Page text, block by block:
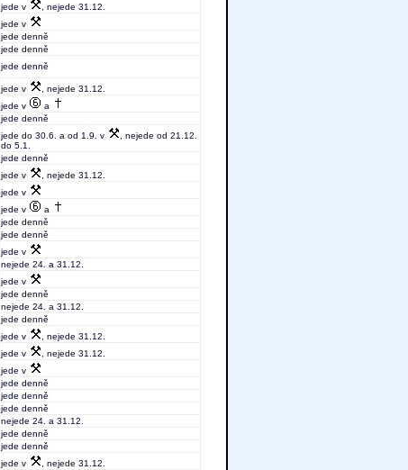
jede v
, nejede 31.12.
jede v
jede denně
jede denně
jede denně
jede v
, nejede 31.12.
jede v
a
jede denně
jede do 30.6. a od 1.9. v
, nejede od 21.12.
do 5.1.
jede denně
jede v
, nejede 31.12.
jede v
jede v
a
jede denně
jede denně
jede v
nejede 24. a 31.12.
jede v
jede denně
nejede 24. a 31.12.
jede denně
jede v
, nejede 31.12.
jede v
, nejede 31.12.
jede v
jede denně
jede denně
jede denně
nejede 24. a 31.12.
jede denně
jede denně
jede v
, nejede 31.12.